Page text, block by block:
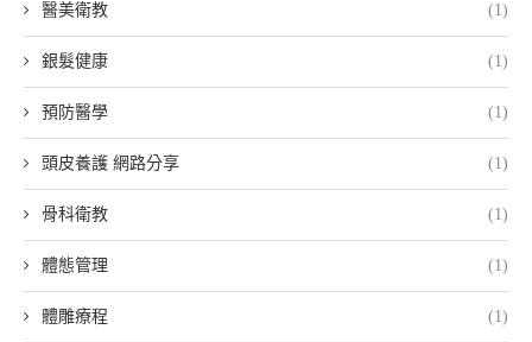
醫美衛教 (1)
銀髮健康 (1)
預防醫學 (1)
頭皮養護 網路分享 (1)
骨科衛教 (1)
體態管理 (1)
體雕療程 (1)